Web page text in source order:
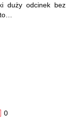
duży odcinek bez
0